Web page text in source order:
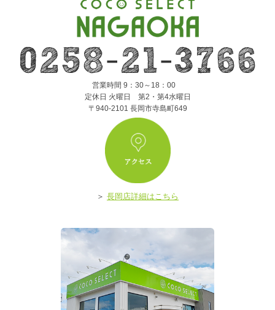
営業時間 9：30～18：00
定休日 火曜日 第2・第4水曜日
〒940-2101 長岡市寺島町649
＞ 長岡店詳細はこちら